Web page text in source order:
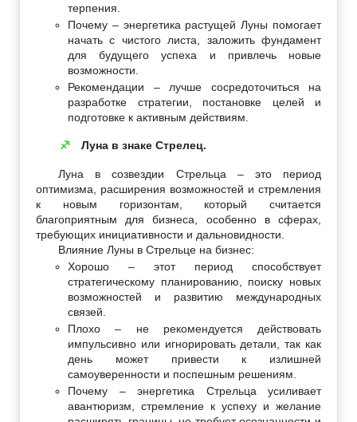
терпения.
Почему – энергетика растущей Луны помогает
начать с чистого листа, заложить фундамент
для будущего успеха и привлечь новые
возможности.
Рекомендации – лучше сосредоточиться на
разработке стратегии, постановке целей и
подготовке к активным действиям.
♐ Луна в знаке Стрелец.
Луна в созвездии Стрельца – это период
оптимизма, расширения возможностей и стремления
к новым горизонтам, который считается
благоприятным для бизнеса, особенно в сферах,
требующих инициативности и дальновидности.
Влияние Луны в Стрельце на бизнес:
Хорошо – этот период способствует
стратегическому планированию, поиску новых
возможностей и развитию международных
связей.
Плохо – не рекомендуется действовать
импульсивно или игнорировать детали, так как
день может привести к излишней
самоуверенности и поспешным решениям.
Почему – энергетика Стрельца усиливает
авантюризм, стремление к успеху и желание